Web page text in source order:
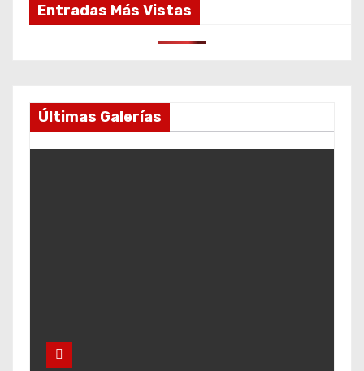
Entradas Más Vistas
Últimas Galerías